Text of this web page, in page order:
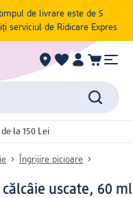
de livrare este de 5
serviciul de Ridicare Expres
la 150 Lei
Îngrijire picioare
uscate, 60 ml